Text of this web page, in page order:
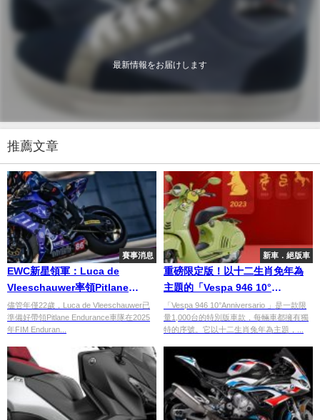
最新情報をお届けします
推薦文章
賽事消息
EWC新星領軍：Luca de
Vleeschauwer率領Pitlane
Endurance再創佳績
儘管年僅22歲，Luca de Vleeschauwer已
準備好帶領Pitlane Endurance車隊在2025
年FIM Enduran...
新車．絕版車
重磅限定版！以十二生肖免年為
主題的「Vespa 946 10°
Anniversario 」
「Vespa 946 10°Anniversario 」是一款限
量1,000台的特別版車款，每輛車都擁有獨
特的序號。它以十二生肖兔年為主題，...